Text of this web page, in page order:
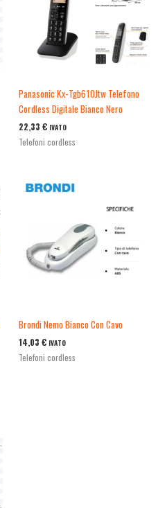
Panasonic Kx-Tgb610Jtw Telefono
Cordless Digitale Bianco Nero
22,33 € IVATO
Telefoni cordless
Brondi Nemo Bianco Con Cavo
14,03 € IVATO
Telefoni cordless